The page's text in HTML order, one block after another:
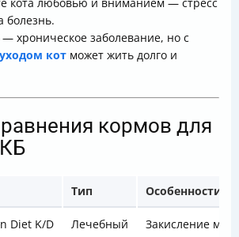
болезнь.
хроническое заболевание, но с
кот может жить долго и
кормов для
Тип Особенности
Diet K/D Лечебный Закисление